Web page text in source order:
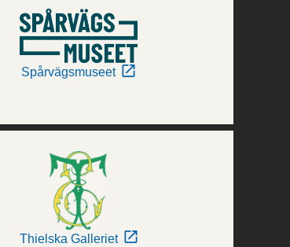
Spårvägsmuseet
Thielska Galleriet